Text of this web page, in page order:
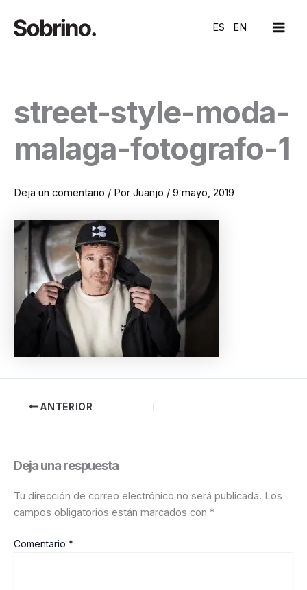
contenido
ES EN
street-style-moda-
malaga-fotografo-1
Deja un comentario / Por Juanjo / 9 mayo, 2019
ANTERIOR
Deja una respuesta
Tu dirección de correo electrónico no será publicada. Los
campos obligatorios están marcados con *
Comentario *